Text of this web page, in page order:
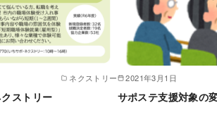
ネクストリー
ストリー
2021年3月1日
サポステ支援対象の